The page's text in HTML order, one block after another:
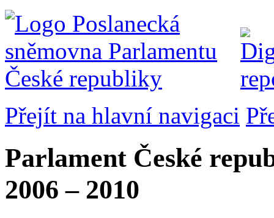
Přejít na hlavní navigaci
Parlament České
2006 – 2010